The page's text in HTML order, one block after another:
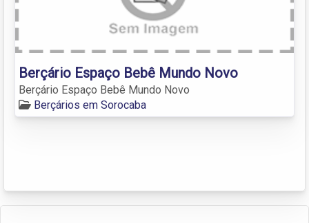
Berçário Espaço Bebê Mundo Novo
Berçário Espaço Bebê Mundo Novo
Berçários em Sorocaba